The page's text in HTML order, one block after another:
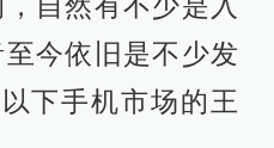
今依旧是不少发
下手机市场的王